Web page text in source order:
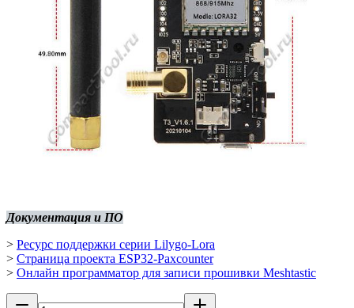
Документация и ПО
> Ресурс поддержки серии Lilygo-Lora
> Страница проекта ESP32-Paxcounter
> Онлайн программатор для записи прошивки Meshtastic